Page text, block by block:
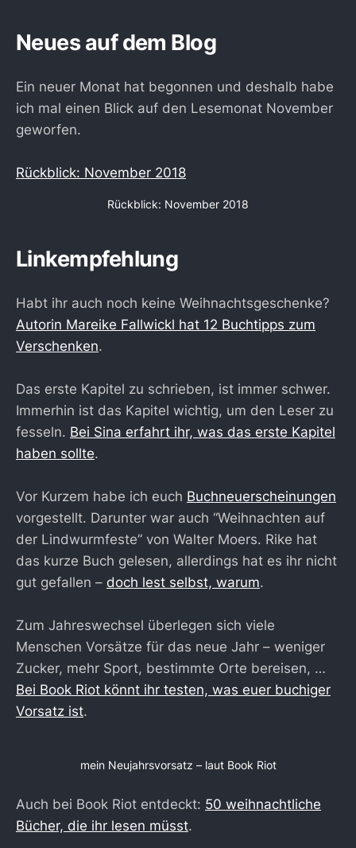
Neues auf dem Blog
Ein neuer Monat hat begonnen und deshalb habe
ich mal einen Blick auf den Lesemonat November
geworfen.
Rückblick: November 2018
Rückblick: November 2018
Linkempfehlung
Habt ihr auch noch keine Weihnachtsgeschenke?
Autorin Mareike Fallwickl hat 12 Buchtipps zum
Verschenken.
Das erste Kapitel zu schrieben, ist immer schwer.
Immerhin ist das Kapitel wichtig, um den Leser zu
fesseln. Bei Sina erfahrt ihr, was das erste Kapitel
haben sollte.
Vor Kurzem habe ich euch Buchneuerscheinungen
vorgestellt. Darunter war auch “Weihnachten auf
der Lindwurmfeste” von Walter Moers. Rike hat
das kurze Buch gelesen, allerdings hat es ihr nicht
gut gefallen – doch lest selbst, warum.
Zum Jahreswechsel überlegen sich viele
Menschen Vorsätze für das neue Jahr – weniger
Zucker, mehr Sport, bestimmte Orte bereisen, …
Bei Book Riot könnt ihr testen, was euer buchiger
Vorsatz ist.
mein Neujahrsvorsatz – laut Book Riot
Auch bei Book Riot entdeckt: 50 weihnachtliche
Bücher, die ihr lesen müsst.